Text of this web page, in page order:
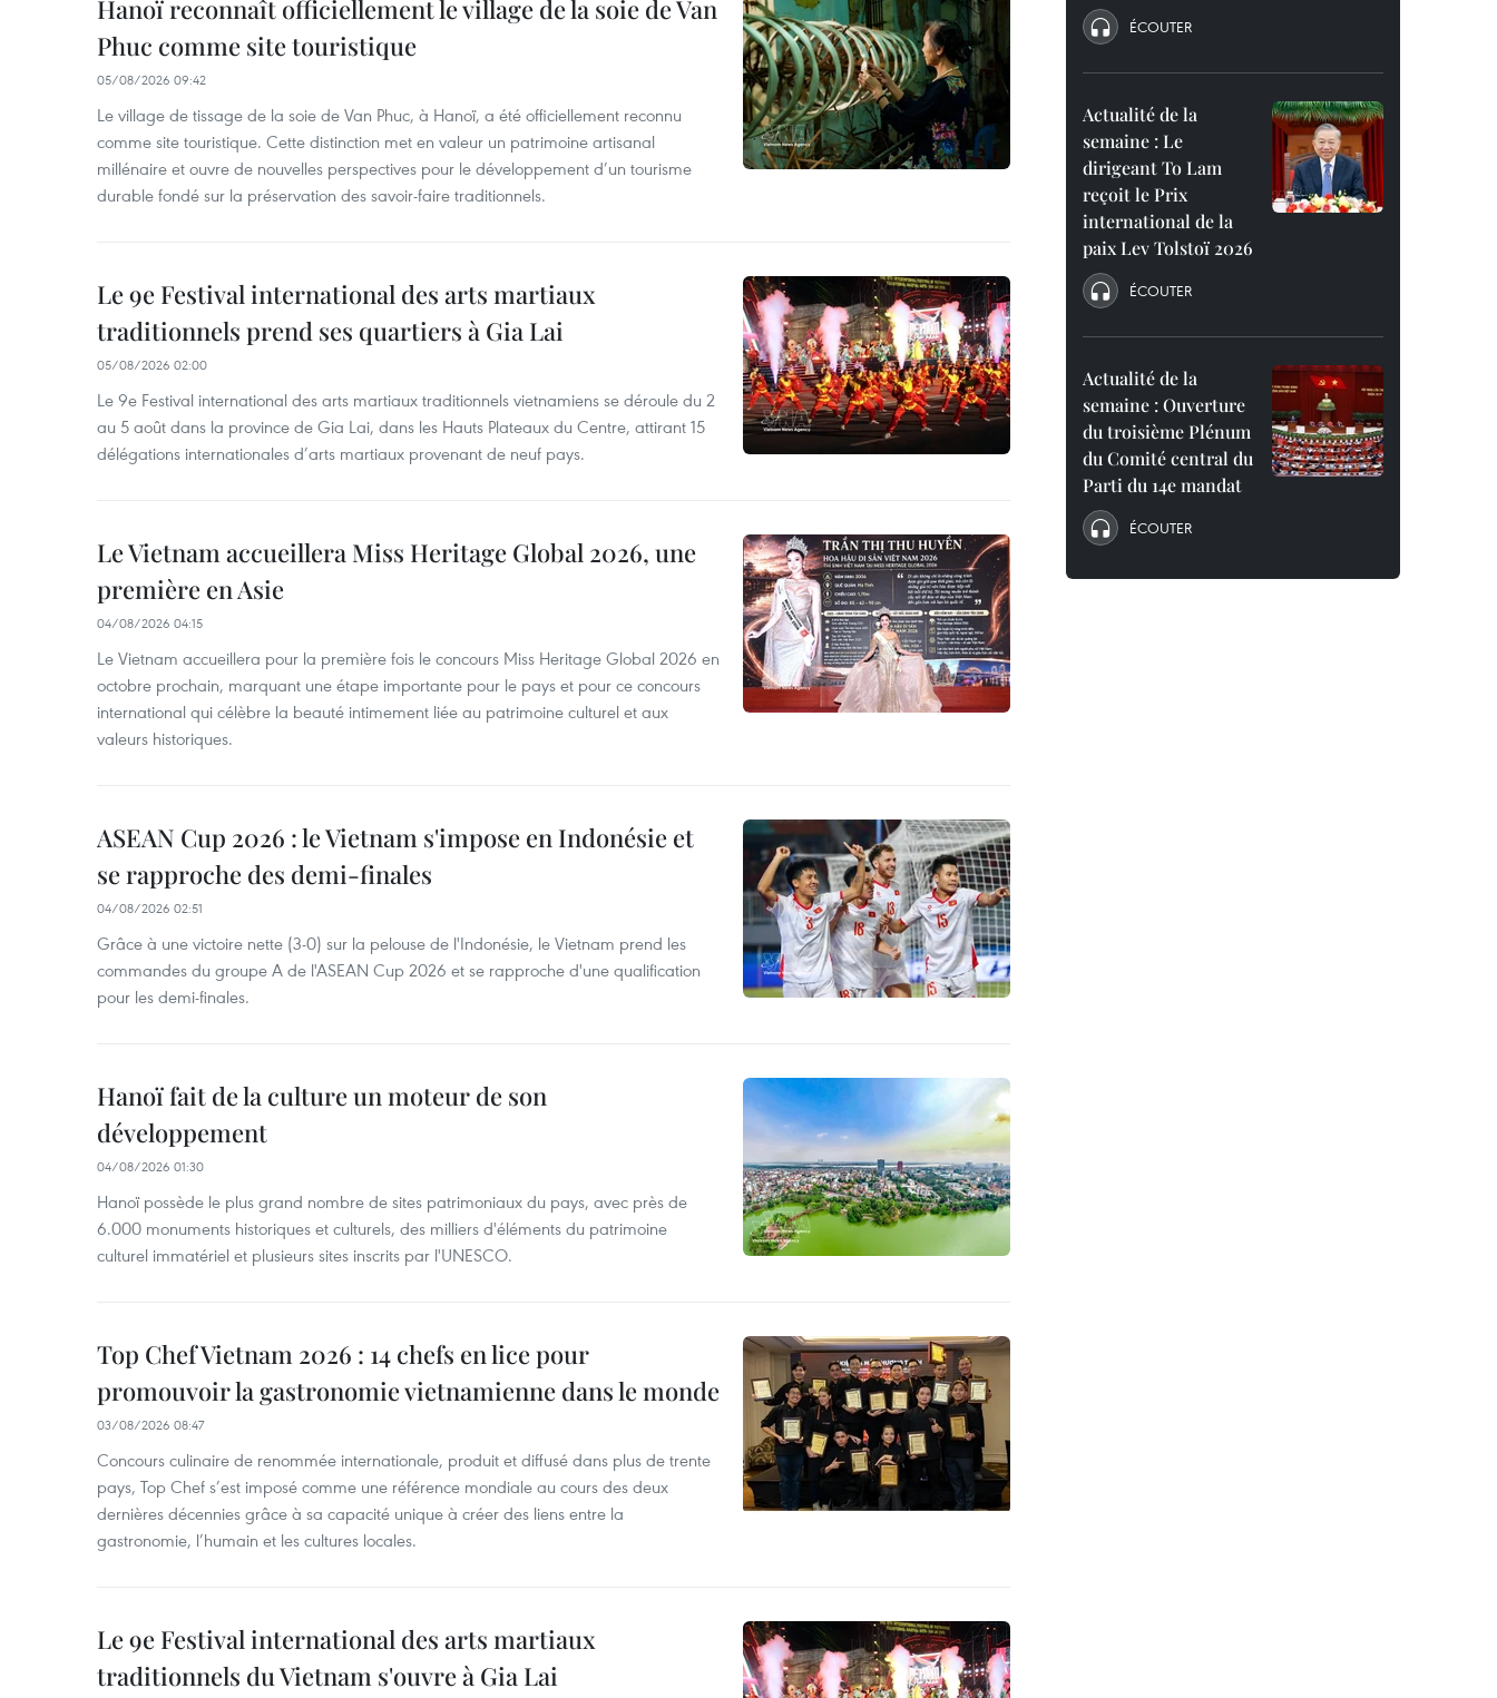
Hanoï reconnaît officiellement le village de la soie de Van
Phuc comme site touristique
05/08/2026 09:42
Le village de tissage de la soie de Van Phuc, à Hanoï, a été officiellement reconnu
comme site touristique. Cette distinction met en valeur un patrimoine artisanal
millénaire et ouvre de nouvelles perspectives pour le développement d’un tourisme
durable fondé sur la préservation des savoir-faire traditionnels.
Le 9e Festival international des arts martiaux
traditionnels prend ses quartiers à Gia Lai
05/08/2026 02:00
Le 9e Festival international des arts martiaux traditionnels vietnamiens se déroule du 2
au 5 août dans la province de Gia Lai, dans les Hauts Plateaux du Centre, attirant 15
délégations internationales d’arts martiaux provenant de neuf pays.
Le Vietnam accueillera Miss Heritage Global 2026, une
première en Asie
04/08/2026 04:15
Le Vietnam accueillera pour la première fois le concours Miss Heritage Global 2026 en
octobre prochain, marquant une étape importante pour le pays et pour ce concours
international qui célèbre la beauté intimement liée au patrimoine culturel et aux
valeurs historiques.
ASEAN Cup 2026 : le Vietnam s'impose en Indonésie et
se rapproche des demi-finales
04/08/2026 02:51
Grâce à une victoire nette (3-0) sur la pelouse de l'Indonésie, le Vietnam prend les
commandes du groupe A de l'ASEAN Cup 2026 et se rapproche d'une qualification
pour les demi-finales.
Hanoï fait de la culture un moteur de son
développement
04/08/2026 01:30
Hanoï possède le plus grand nombre de sites patrimoniaux du pays, avec près de
6.000 monuments historiques et culturels, des milliers d'éléments du patrimoine
culturel immatériel et plusieurs sites inscrits par l'UNESCO.
Top Chef Vietnam 2026 : 14 chefs en lice pour
promouvoir la gastronomie vietnamienne dans le monde
03/08/2026 08:47
Concours culinaire de renommée internationale, produit et diffusé dans plus de trente
pays, Top Chef s’est imposé comme une référence mondiale au cours des deux
dernières décennies grâce à sa capacité unique à créer des liens entre la
gastronomie, l’humain et les cultures locales.
Le 9e Festival international des arts martiaux
traditionnels du Vietnam s'ouvre à Gia Lai
ÉCOUTER
Actualité de la
semaine : Le
dirigeant To Lam
reçoit le Prix
international de la
paix Lev Tolstoï 2026
ÉCOUTER
Actualité de la
semaine : Ouverture
du troisième Plénum
du Comité central du
Parti du 14e mandat
ÉCOUTER